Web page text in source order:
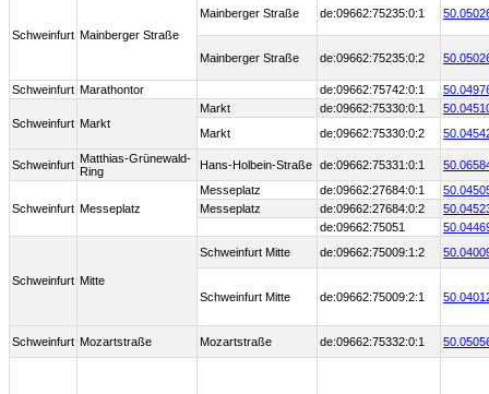
Schweinfurt Mainberger Straße
Mainberger Straße de:09662:75235:0:1
Mainberger Straße de:09662:75235:0:2
Schweinfurt Marathontor de:09662:75742:0:1
Schweinfurt Markt
Markt de:09662:75330:0:1
Markt
de:09662:75330:0:2
Schweinfurt Matthias-Grünewald-
Ring
Hans-Holbein-Straße de:09662:75331:0:1
Schweinfurt Messeplatz
Messeplatz de:09662:27684:0:1
Messeplatz
de:09662:27684:0:2
de:09662:75051
Schweinfurt Mitte
Schweinfurt Mitte de:09662:75009:1:2
Schweinfurt Mitte de:09662:75009:2:1
Schweinfurt Mozartstraße Mozartstraße de:09662:75332:0:1